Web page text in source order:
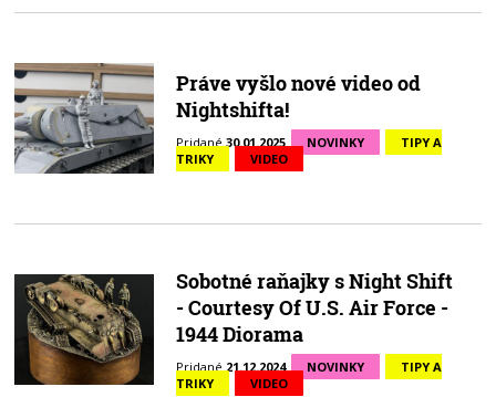
Práve vyšlo nové video od
Nightshifta!
Pridané30.01.2025 NOVINKY
TIPY A
TRIKY
VIDEO
Sobotné raňajky s Night Shift
- Courtesy Of U.S. Air Force -
1944 Diorama
Pridané 21.12.2024 NOVINKY
TIPY A
TRIKY
VIDEO